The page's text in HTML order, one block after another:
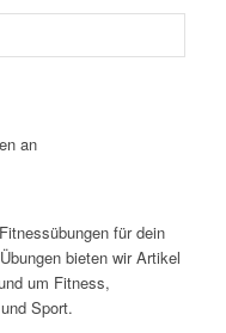
an
für dein
bieten wir Artikel
um Fitness,
Sport.